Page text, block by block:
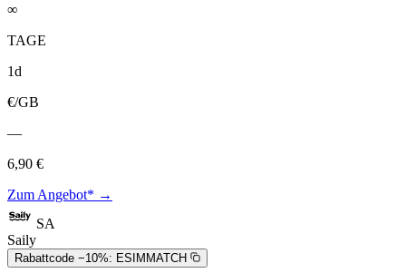
∞
TAGE
1d
€/GB
—
6,90 €
Zum Angebot* →
SA
Saily
Rabattcode −10%: ESIMMATCH